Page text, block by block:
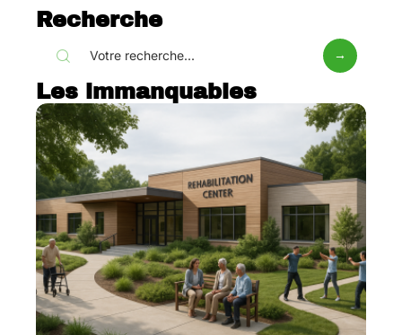
Recherche
Les immanquables